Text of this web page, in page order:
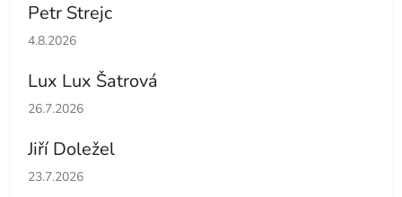
Petr Strejc
Hodnocení obchodu je 5 z 5 hvězdiček.
4.8.2026
Lux Lux Šatrová
Hodnocení obchodu je 5 z 5 hvězdiček.
26.7.2026
Jiří Doležel
Hodnocení obchodu je 5 z 5 hvězdiček.
23.7.2026